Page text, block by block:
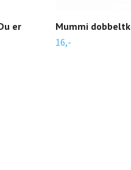
er
Mummi
16,-